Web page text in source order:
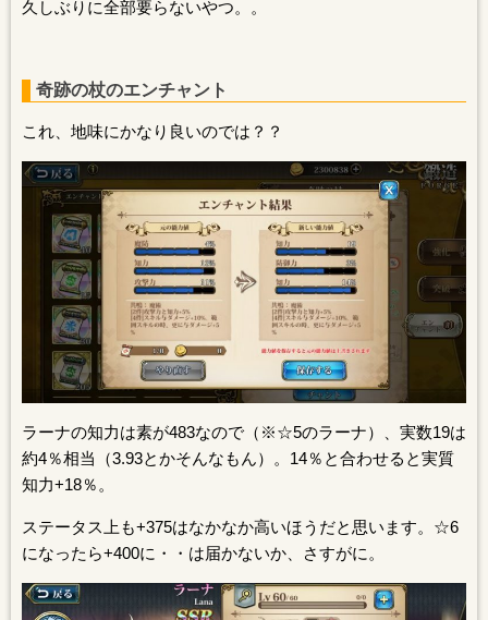
久しぶりに全部要らないやつ。。
奇跡の杖のエンチャント
これ、地味にかなり良いのでは？？
ラーナの知力は素が483なので（※☆5のラーナ）、実数19は
約4％相当（3.93とかそんなもん）。14％と合わせると実質
知力+18％。
ステータス上も+375はなかなか高いほうだと思います。☆6
になったら+400に・・は届かないか、さすがに。